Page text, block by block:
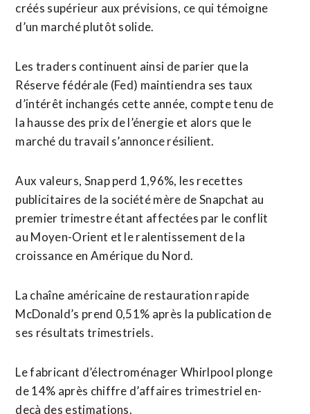
créés supérieur aux prévisions, ce qui témoigne
d’un marché ​plutôt solide.
Les traders ​continuent ainsi de parier que la
Réserve fédérale (Fed) maintiendra ses taux
d’intérêt inchangés cette année, ​compte tenu de
la hausse des prix de l’énergie et alors que le
marché du travail s’annonce résilient.
Aux valeurs, ‌Snap perd 1,96%, les ​recettes
publicitaires de la société mère de Snapchat au
premier trimestre étant affectées par le ​conflit
au Moyen-Orient et le ralentissement de la
croissance en Amérique du Nord.
La chaîne américaine de restauration rapide
McDonald’s prend 0,51% après la publication de
ses résultats trimestriels.
Le fabricant d’électroménager Whirlpool plonge
de 14% après chiffre d’affaires trimestriel en-
deçà des estimations.